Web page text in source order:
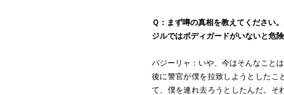
Ｑ：まず噂の真相を教えてください
ジルではボディガードがいないと危
パジーリャ：いや、今はそんなこと
後に警官が僕を拉致しようとしたこ
て、僕を連れ去ろうとしたんだ。そ